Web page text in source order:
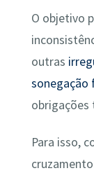
O objetivo
outras
sonegação
obrigações
Para isso,